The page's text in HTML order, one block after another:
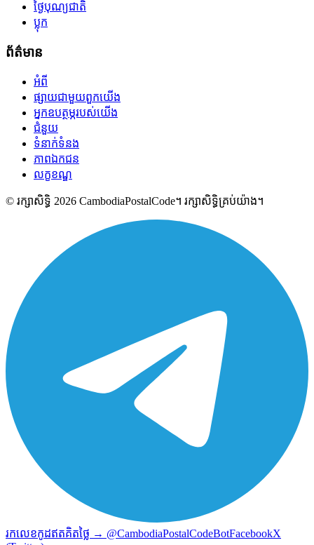
ថ្ងៃបុណ្យជាតិ
ប្លុក
ព័ត៌មាន
អំពី
ផ្សាយជាមួយពួកយើង
អ្នកឧបត្ថម្ភរបស់យើង
ជំនួយ
ទំនាក់ទំនង
ភាពឯកជន
លក្ខខណ្ឌ
© រក្សាសិទ្ធិ 2026 CambodiaPostalCode។ រក្សាសិទ្ធិគ្រប់យ៉ាង។
រកលេខកូដឥតគិតថ្លៃ → @CambodiaPostalCodeBotFacebookX